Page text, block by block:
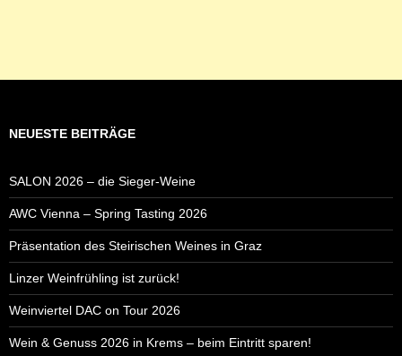
NEUESTE BEITRÄGE
SALON 2026 – die Sieger-Weine
AWC Vienna – Spring Tasting 2026
Präsentation des Steirischen Weines in Graz
Linzer Weinfrühling ist zurück!
Weinviertel DAC on Tour 2026
Wein & Genuss 2026 in Krems – beim Eintritt sparen!